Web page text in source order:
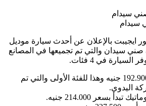
سيدام
ايجيبت بالإعلان عن أحدث سيارة موديل
صني سيدان والتي تم تجميعها في المصانع
في 4 فئات.
ويبدأ سعرها من 192.900 جنيه وهذا للفئة الأولى والتي تم
اليدوي.
تبدأ بسعر 214.000 جنيه.